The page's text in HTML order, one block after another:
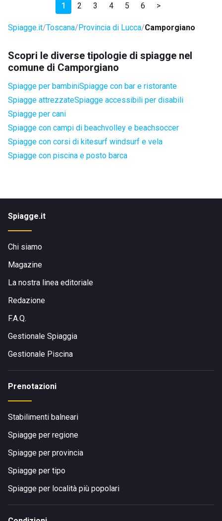
1 2 3 4 5 6 >
Spiagge.it Toscana Provincia di Lucca Camporgiano
Scopri le diverse tipologie di spiagge nel
comune di Camporgiano
Spiagge per bambiniSpiagge con bar e ristorante
Spiagge attrezzateSpiagge accessibili per disabili
Spiagge per cani
Spiagge con campi di beachvolley e beachsoccer
Spiagge con corsi di kitesurf windsurf e vela
Spiagge con piscina e posto barca
Spiagge.it
Chi siamo
Magazine
La nostra linea editoriale
Redazione
F.A.Q.
Gestionale Spiaggia
Gestionale Piscina
Prenotazioni
Stabilimenti balneari
Spiagge per regione
Spiagge per provincia
Spiagge per tipo
Spiagge per località più popolari